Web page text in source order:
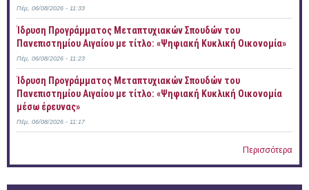
Πέμ, 06/08/2026 - 11:33
Ίδρυση Προγράμματος Μεταπτυχιακών Σπουδών του
Πανεπιστημίου Αιγαίου με τίτλο: «Ψηφιακή Κυκλική Οικονομία»
Πέμ, 06/08/2026 - 11:23
Ίδρυση Προγράμματος Μεταπτυχιακών Σπουδών του
Πανεπιστημίου Αιγαίου με τίτλο: «Ψηφιακή Κυκλική Οικονομία
μέσω έρευνας»
Πέμ, 06/08/2026 - 11:17
Περισσότερα